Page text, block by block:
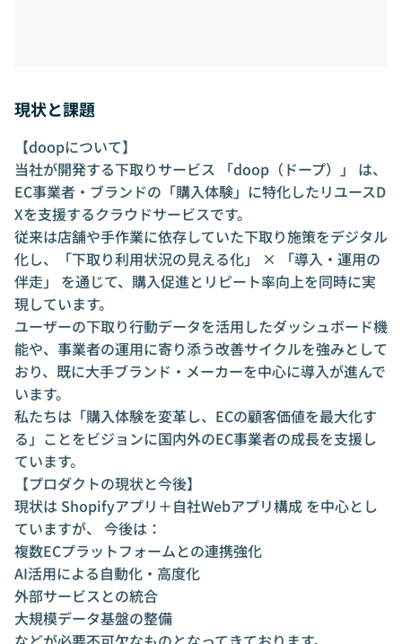
現状と課題
【doopについて】
当社が開発する下取りサービス 「doop（ドープ）」 は、
EC事業者・ブランドの「購入体験」に特化したリユースD
Xを支援するクラウドサービスです。
従来は店舗や手作業に依存していた下取り施策をデジタル
化し、「下取り利用状況の見える化」 × 「導入・運用の
伴走」 を通じて、購入促進とリピート率向上を同時に実
現しています。
ユーザーの下取り行動データを活用したダッシュボード機
能や、事業者の運用に寄り添う改善サイクルを強みとして
おり、既に大手ブランド・メーカーを中心に導入が進んで
います。
私たちは「購入体験を変革し、ECの顧客価値を最大化す
る」ことをビジョンに国内外のEC事業者の成長を支援し
ています。
【プロダクトの現状と今後】
現状は Shopifyアプリ＋自社Webアプリ構成 を中心とし
ていますが、 今後は：
複数ECプラットフォームとの連携強化
AI活用による自動化・高度化
外部サービスとの統合
大規模データ基盤の整備